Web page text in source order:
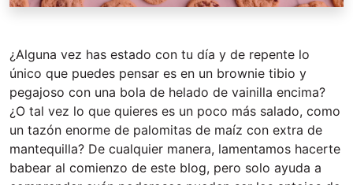
¿Alguna vez has estado con tu día y de repente lo
único que puedes pensar es en un brownie tibio y
pegajoso con una bola de helado de vainilla encima?
¿O tal vez lo que quieres es un poco más salado, como
un tazón enorme de palomitas de maíz con extra de
mantequilla? De cualquier manera, lamentamos hacerte
babear al comienzo de este blog, pero solo ayuda a